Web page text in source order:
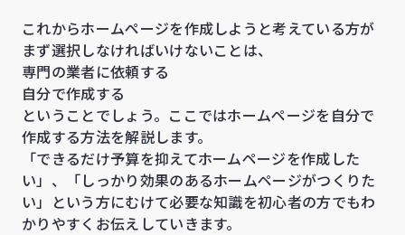
これからホームページを作成しようと考えている方が
まず選択しなければいけないことは、
専門の業者に依頼する
自分で作成する
ということでしょう。ここではホームページを自分で
作成する方法を解説します。
「できるだけ予算を抑えてホームページを作成した
い」、「しっかり効果のあるホームページがつくりた
い」という方にむけて必要な知識を初心者の方でもわ
かりやすくお伝えしていきます。